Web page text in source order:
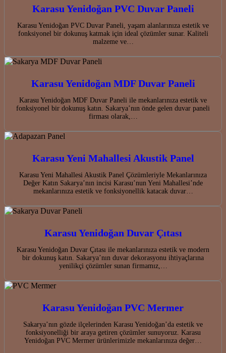
Karasu Yenidoğan PVC Duvar Paneli
Karasu Yenidoğan PVC Duvar Paneli, yaşam alanlarınıza estetik ve
fonksiyonel bir dokunuş katmak için ideal çözümler sunar. Kaliteli
malzeme ve…
Karasu Yenidoğan MDF Duvar Paneli
Karasu Yenidoğan MDF Duvar Paneli ile mekanlarınıza estetik ve
fonksiyonel bir dokunuş katın. Sakarya’nın önde gelen duvar paneli
firması olarak,…
Karasu Yeni Mahallesi Akustik Panel
Karasu Yeni Mahallesi Akustik Panel Çözümleriyle Mekanlarınıza
Değer Katın Sakarya’nın incisi Karasu’nun Yeni Mahallesi’nde
mekanlarınıza estetik ve fonksiyonellik katacak duvar…
Karasu Yenidoğan Duvar Çıtası
Karasu Yenidoğan Duvar Çıtası ile mekanlarınıza estetik ve modern
bir dokunuş katın. Sakarya’nın duvar dekorasyonu ihtiyaçlarına
yenilikçi çözümler sunan firmamız,…
Karasu Yenidoğan PVC Mermer
Sakarya’nın gözde ilçelerinden Karasu Yenidoğan’da estetik ve
fonksiyonelliği bir araya getiren çözümler sunuyoruz. Karasu
Yenidoğan PVC Mermer ürünlerimizle mekanlarınıza değer…